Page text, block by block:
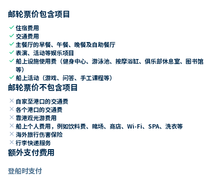
邮轮票价包含项目
check住宿费用
check 交通费用
check 主餐厅的早餐、午餐、晚餐及自助餐厅
check表演、活动等娱乐项目
check船上设施使用费（健身中心、游泳池、按摩浴缸、俱乐部休息室、图书馆
等）
check船上活动（游戏、问答、手工课程等）
邮轮票价不包含项目
close 自家至港口的交通费
close 各个港口的交通费
close 靠港观光游费用
close 船上个人费用，例如饮料费、赌场、商店、Wi-Fi、SPA、洗衣等
close 海外旅行伤害保险
close 行李快递服务
额外支付费用
登船时支付